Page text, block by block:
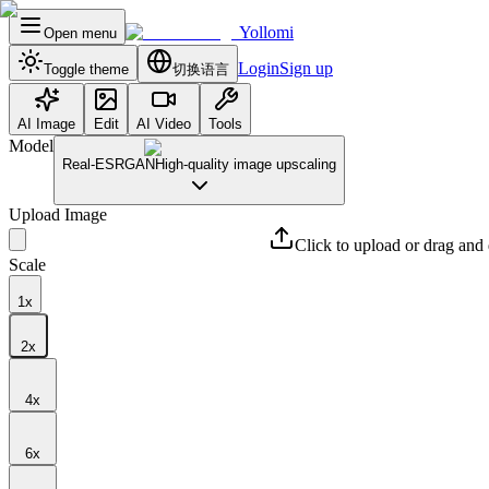
Open menu Yollomi
Toggle theme 切换语言 LoginSign up
AI Image Edit AI Video Tools
Model
Real-ESRGAN High-quality image upscaling
Upload Image
Click to upload or drag and
Scale
1x
2x
4x
6x